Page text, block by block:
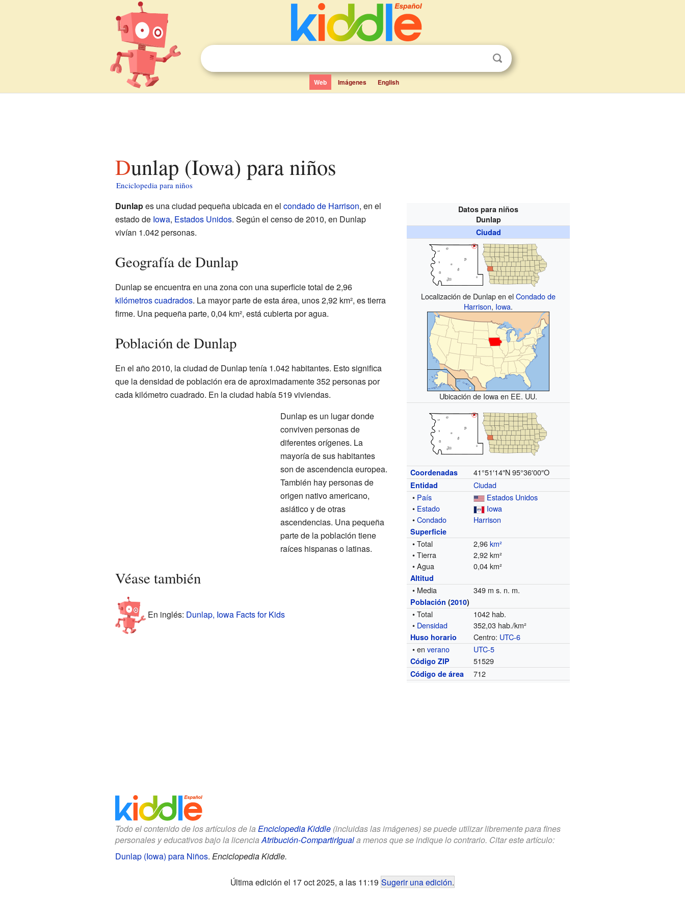
Web Imágenes English
Dunlap (Iowa) para niños
Enciclopedia para niños
Datos para niños
Dunlap
Ciudad
Localización de Dunlap en elCondado de
Harrison, Iowa.
Ubicación de Iowa en EE. UU.
Coordenadas 41°51′14″N 95°36′00″O
Entidad
Ciudad
• País
Estados Unidos
• Estado
Iowa
•Condado Harrison
Superficie
• Total 2,96km²
• Tierra
2,92 km²
• Agua
0,04 km²
Altitud
• Media 349 m s. n. m.
Población (2010)
• Total
1042 hab.
• Densidad 352,03 hab./km²
Huso horario Centro: UTC-6
• enverano UTC-5
Código ZIP 51529
Código de área 712
Dunlapes una ciudad pequeña ubicada en el condado de Harrison, en el
estado de Iowa, Estados Unidos. Según el censo de 2010, en Dunlap
vivían 1.042 personas.
Geografía de Dunlap
Dunlap se encuentra en una zona con una superficie total de 2,96
kilómetros cuadrados. La mayor parte de esta área, unos 2,92 km², es tierra
firme. Una pequeña parte, 0,04 km², está cubierta por agua.
Población de Dunlap
En el año 2010, la ciudad de Dunlap tenía 1.042 habitantes. Esto significa
que la densidad de población era de aproximadamente 352 personas por
cada kilómetro cuadrado. En la ciudad había 519 viviendas.
Dunlap es un lugar donde
conviven personas de
diferentes orígenes. La
mayoría de sus habitantes
son de ascendencia europea.
También hay personas de
origen nativo americano,
asiático y de otras
ascendencias. Una pequeña
parte de la población tiene
raíces hispanas o latinas.
Véase también
En inglés: Dunlap, Iowa Facts for Kids
Todo el contenido de los artículos de la Enciclopedia Kiddle(incluidas las imágenes) se puede utilizar libremente para fines
personales y educativos bajo la licenciaAtribución-CompartirIguala menos que se indique lo contrario. Citar este artículo:
Dunlap (Iowa) para Niños. Enciclopedia Kiddle.
Última edición el 17 oct 2025, a las 11:19 Sugerir una edición.